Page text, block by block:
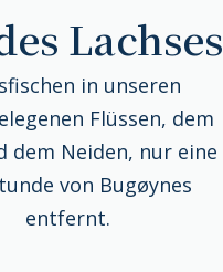
Lachses
in unseren
Flüssen, dem
dem Neiden, nur eine
von Bugøynes
entfernt.